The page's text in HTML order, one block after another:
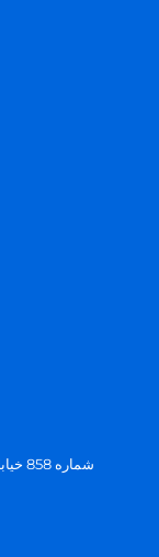
شماره 858 خیابان هوآ گوان، منطقه فناوری بالا، چینگ‌داو، چین